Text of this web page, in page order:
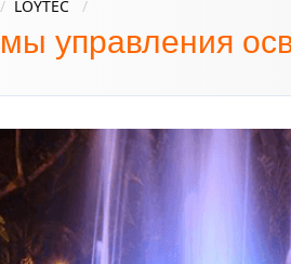
LOYTEC
управления